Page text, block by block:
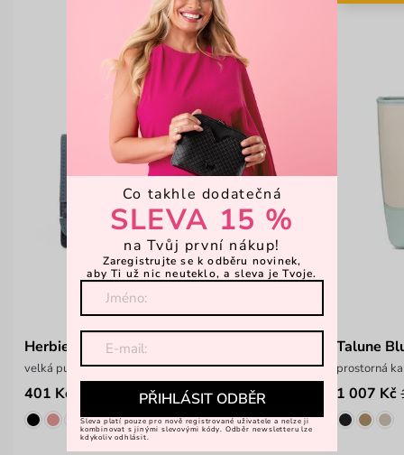
Herbie Blue
velká puntíkatá peněženka na patent
401 Kč
Talune
prostorná
1 007 Kč
Co takhle dodatečná
SLEVA 15 %
na Tvůj první nákup!
Zaregistrujte se k odběru novinek,
aby Ti už nic neuteklo, a sleva je Tvoje.
PŘIHLÁSIT ODBĚR
Sleva platí pouze pro nově registrované uživatele a nelze ji
kombinovat s jinými slevovými kódy. Odběr newsletteru lze
kdykoliv odhlásit.